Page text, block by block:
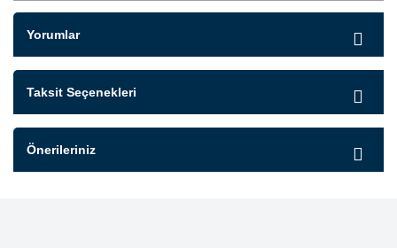
Yorumlar
Taksit Seçenekleri
Önerileriniz